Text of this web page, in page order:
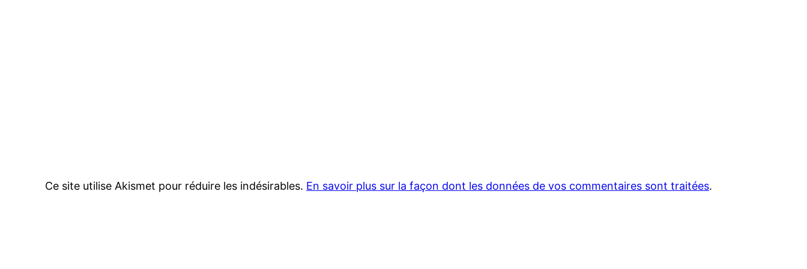
Ce site utilise Akismet pour réduire les indésirables. En savoir plus sur la façon dont les données de vos commentaires sont traitées.